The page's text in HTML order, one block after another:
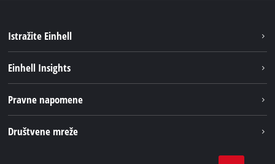
Istražite Einhell
Einhell Insights
Karijera
Pravne napomene
Društvene mreže